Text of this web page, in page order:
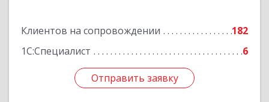
Клиентов на сопровождении
182
1С:Специалист
6
Отправить заявку
Отправить заявку